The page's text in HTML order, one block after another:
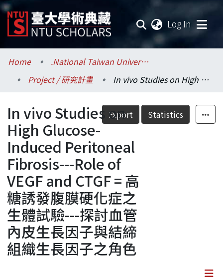
Log In
Communities & Collections
Research Outputs
Fundings & Projects
Researchers
Organizations
Statistics
Home
.National Taiwan University / 國立臺灣大學
Project / 研究計畫
In vivo Studies on High Glucose-Induced Peritoneal Fibrosis---Role of VEGF and CTGF = 高糖誘發腹膜硬化症之生體試驗---探討血管內皮生長因子與結締組織生長因子之角色
Export Statistics
In vivo Studies on
High Glucose-
Induced Peritoneal
Fibrosis---Role of
VEGF and CTGF = 高
糖誘發腹膜硬化症之
生體試驗---探討血管
內皮生長因子與結締
組織生長因子之角色